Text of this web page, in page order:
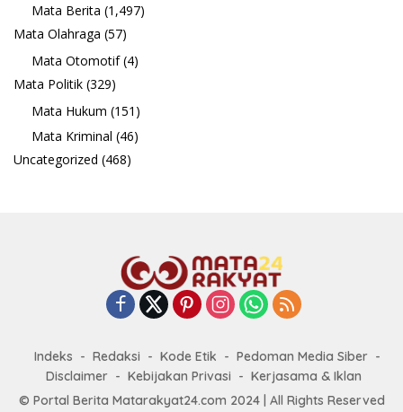
Mata Berita (1,497)
Mata Olahraga (57)
Mata Otomotif(4)
Mata Politik (329)
Mata Hukum (151)
Mata Kriminal (46)
Uncategorized (468)
Indeks Redaksi Kode Etik
Pedoman Media Siber
Disclaimer
Kebijakan Privasi
Kerjasama & Iklan
© Portal Berita Matarakyat24.com 2024 | All Rights Reserved